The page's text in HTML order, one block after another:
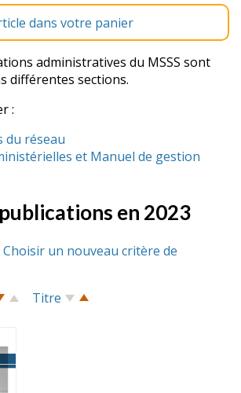
dans votre panier
administratives du MSSS sont
différentes sections.
:
du réseau
et Manuel de gestion
en 2023
Choisir un nouveau critère de
Titre